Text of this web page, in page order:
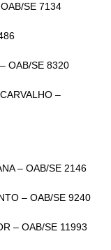
SE 7134
OAB/SE 8320
–
– OAB/SE 2146
– OAB/SE 9240
– OAB/SE 11993